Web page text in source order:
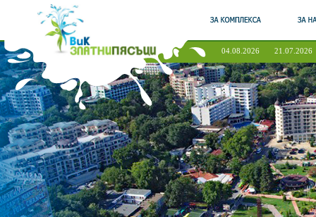
04.08.2026 21.07.2026